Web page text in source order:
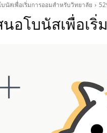
นัสเพื่อเริ่มการออมสำหรับวิทยาลัย
นอโบนัสเพื่อเ